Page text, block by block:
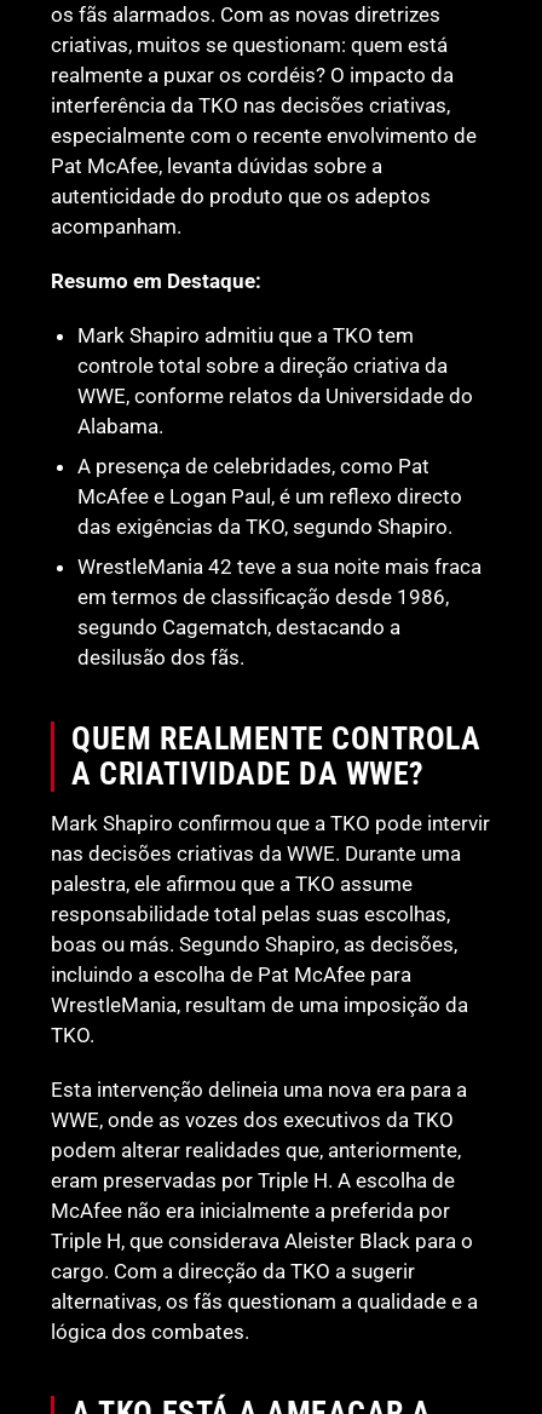
os fãs alarmados. Com as novas diretrizes
criativas, muitos se questionam: quem está
realmente a puxar os cordéis? O impacto da
interferência da TKO nas decisões criativas,
especialmente com o recente envolvimento de
Pat McAfee, levanta dúvidas sobre a
autenticidade do produto que os adeptos
acompanham.
Resumo em Destaque:
Mark Shapiro admitiu que a TKO tem
controle total sobre a direção criativa da
WWE, conforme relatos da Universidade do
Alabama.
A presença de celebridades, como Pat
McAfee e Logan Paul, é um reflexo directo
das exigências da TKO, segundo Shapiro.
WrestleMania 42 teve a sua noite mais fraca
em termos de classificação desde 1986,
segundo Cagematch, destacando a
desilusão dos fãs.
QUEM REALMENTE CONTROLA
A CRIATIVIDADE DA WWE?
Mark Shapiro confirmou que a TKO pode intervir
nas decisões criativas da WWE. Durante uma
palestra, ele afirmou que a TKO assume
responsabilidade total pelas suas escolhas,
boas ou más. Segundo Shapiro, as decisões,
incluindo a escolha de Pat McAfee para
WrestleMania, resultam de uma imposição da
TKO.
Esta intervenção delineia uma nova era para a
WWE, onde as vozes dos executivos da TKO
podem alterar realidades que, anteriormente,
eram preservadas por Triple H. A escolha de
McAfee não era inicialmente a preferida por
Triple H, que considerava Aleister Black para o
cargo. Com a direcção da TKO a sugerir
alternativas, os fãs questionam a qualidade e a
lógica dos combates.